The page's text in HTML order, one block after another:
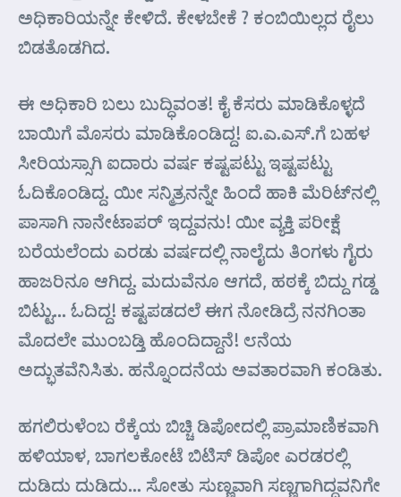
ಅಧಿಕಾರಿಯನ್ನೇ ಕೇಳಿದೆ. ಕೇಳಬೇಕೆ ? ಕಂಬಿಯಿಲ್ಲದ ರೈಲು
ಬಿಡತೊಡಗಿದ.
ಈ ಅಧಿಕಾರಿ ಬಲು ಬುದ್ಧಿವಂತ! ಕೈ ಕೆಸರು ಮಾಡಿಕೊಳ್ಳದೆ
ಬಾಯಿಗೆ ಮೊಸರು ಮಾಡಿಕೊಂಡಿದ್ದ! ಐ.ಎ.ಎಸ್.ಗೆ ಬಹಳ
ಸೀರಿಯಸ್ಸಾಗಿ ಐದಾರು ವರ್ಷ ಕಷ್ಟಪಟ್ಟು ಇಷ್ಟಪಟ್ಟು
ಓದಿಕೊಂಡಿದ್ದ. ಯೀ ಸನ್ಮಿತ್ರನನ್ನೇ ಹಿಂದೆ ಹಾಕಿ ಮೆರಿಟ್‌ನಲ್ಲಿ
ಪಾಸಾಗಿ ನಾನೇಟಾಪರ್ ಇದ್ದವನು! ಯೀ ವ್ಯಕ್ತಿ ಪರೀಕ್ಷೆ
ಬರೆಯಲೆಂದು ಎರಡು ವರ್ಷದಲ್ಲಿ ನಾಲೈದು ತಿಂಗಳು ಗೈರು
ಹಾಜರಿನೂ ಆಗಿದ್ದ. ಮದುವೆನೂ ಆಗದೆ, ಹಠಕ್ಕೆ ಬಿದ್ದು ಗಡ್ಡ
ಬಿಟ್ಟು… ಓದಿದ್ದ! ಕಷ್ಟಪಡದಲೆ ಈಗ ನೋಡಿದ್ರೆ ನನಗಿಂತಾ
ಮೊದಲೇ ಮುಂಬಡ್ತಿ ಹೊಂದಿದ್ದಾನೆ! ೮ನೆಯ
ಅದ್ಭುತವೆನಿಸಿತು. ಹನ್ನೊಂದನೆಯ ಅವತಾರವಾಗಿ ಕಂಡಿತು.
ಹಗಲಿರುಳೆಂಬ ರೆಕ್ಕೆಯ ಬಿಚ್ಚಿ ಡಿಪೋದಲ್ಲಿ ಪ್ರಾಮಾಣಿಕವಾಗಿ
ಹಳಿಯಾಳ, ಬಾಗಲಕೋಟೆ ಬಿಟಿಸ್ ಡಿಪೋ ಎರಡರಲ್ಲಿ
ದುಡಿದು ದುಡಿದು… ಸೋತು ಸುಣ್ಣವಾಗಿ ಸಣ್ಣಗಾಗಿದ್ದವನಿಗೇ